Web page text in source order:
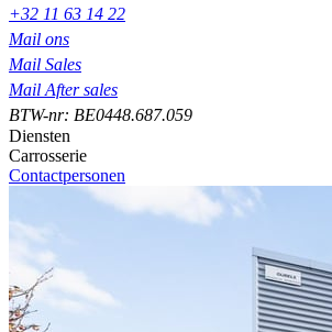
+32 11 63 14 22
Mail ons
Mail Sales
Mail After sales
BTW-nr: BE0448.687.059
Diensten
Carrosserie
Contactpersonen